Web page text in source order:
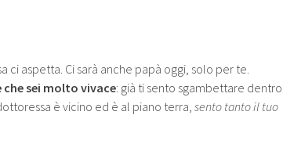
ci aspetta. Ci sarà anche papà oggi, solo per te.
sei molto vivace: già ti sento sgambettare dentro
è vicino ed è al piano terra, sento tanto il tuo